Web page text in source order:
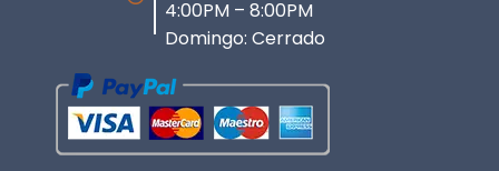
4:00PM – 8:00PM
Domingo: Cerrado